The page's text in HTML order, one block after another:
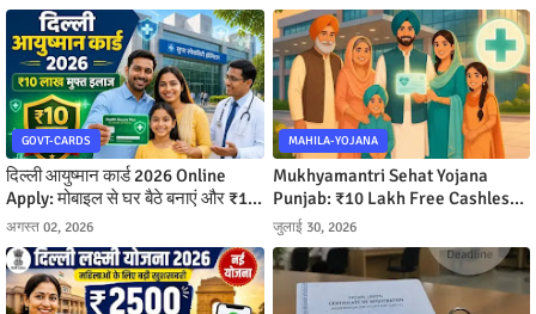
GOVT-CARDS
दिल्ली आयुष्मान कार्ड 2026 Online
Apply: मोबाइल से घर बैठे बनाएं और ₹10
लाख तक मुफ्त इलाज पाएं
अगस्त 02, 2026
MAHILA-YOJANA
Mukhyamantri Sehat Yojana
Punjab: ₹10 Lakh Free Cashless
Ilaj Kaise Milega
जुलाई 30, 2026